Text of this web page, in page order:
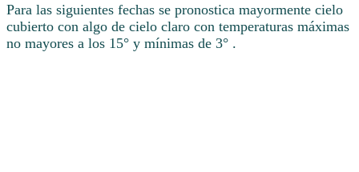
Para las siguientes fechas se pronostica mayormente cielo
cubierto con algo de cielo claro con temperaturas máximas
no mayores a los 15° y mínimas de 3° .